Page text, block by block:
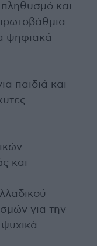
πληθυσμό και
ψηφιακά
παιδιά και
και
για την